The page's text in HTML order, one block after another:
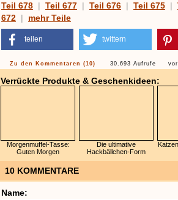
Teil 678 | Teil 677 | Teil 676 | Teil 675 |
672 | mehr Teile
teilen twittern
Zu den Kommentaren (10) 30.693 Aufrufe
Verrückte Produkte & Geschenkideen:
Morgenmuffel-Tasse:
Guten Morgen
Die ultimative
Hackbällchen-Form
10 KOMMENTARE
Name: